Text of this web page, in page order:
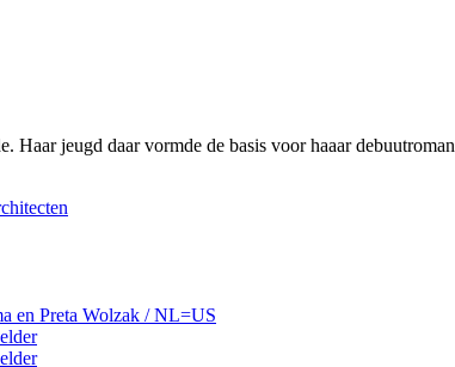
Haar jeugd daar vormde de basis voor haaar debuutroman
en Preta Wolzak / NL=US